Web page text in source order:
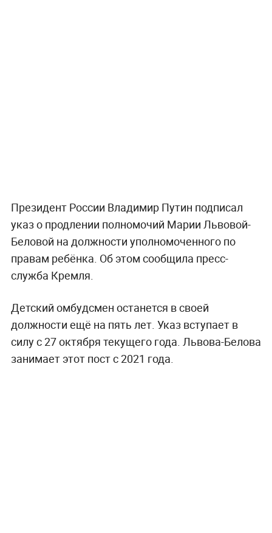
Президент России Владимир Путин подписал
указ о продлении полномочий Марии Львовой-
Беловой на должности уполномоченного по
правам ребёнка. Об этом сообщила пресс-
служба Кремля.
Детский омбудсмен останется в своей
должности ещё на пять лет. Указ вступает в
силу с 27 октября текущего года. Львова-Белова
занимает этот пост с 2021 года.